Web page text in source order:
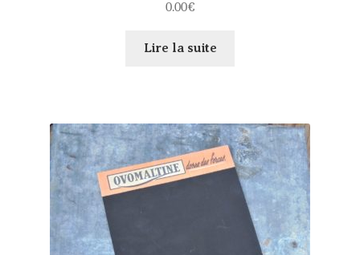
0.00€
Lire la suite